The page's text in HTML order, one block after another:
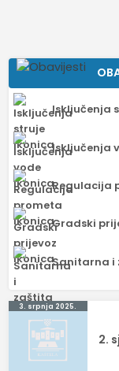
Isključenja
Isključenja
Regulacija
Gradski
Sanitarna i
Navigacija
objava
3. srpnja 2025.
2.